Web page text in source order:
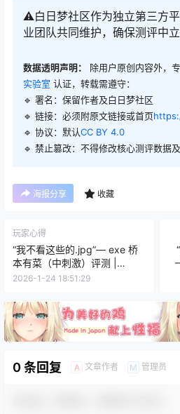
⚠️白日梦社区作为独立第三方
业团队共同维护，确保测评中立
数据透明声明： 除用户原创内容外，
实验室 认证，转载需遵守：
🔹 署名：保留作者及白日梦社区
🔹 链接：必须附原文链接或首页
🔹 协议：默认CC BY 4.0
🔹 禁止篡改：不得修改核心测评数据
海报分享 收藏
玩家心得
“我不看这些的.jpg”— exe 桥
本有菜（中刺激）评测 |
¥200-400区间
2026-1-24 18:51:29
0 条回复 A 文章作者 M 管理员